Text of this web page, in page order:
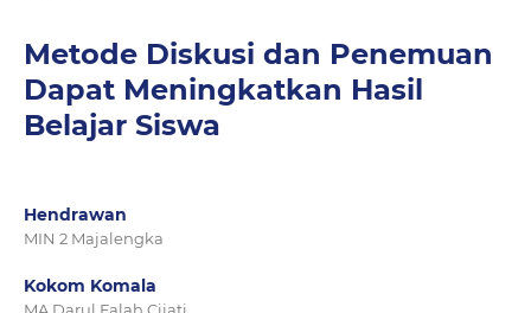
Metode Diskusi dan Penemuan
Dapat Meningkatkan Hasil
Belajar Siswa
Hendrawan
MIN 2 Majalengka
Kokom Komala